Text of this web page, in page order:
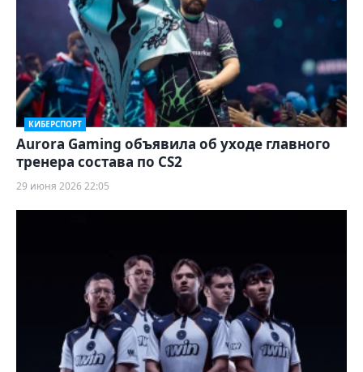
КИБЕРСПОРТ
Aurora Gaming объявила об уходе главного
тренера состава по CS2
29 июня 2026 22:05